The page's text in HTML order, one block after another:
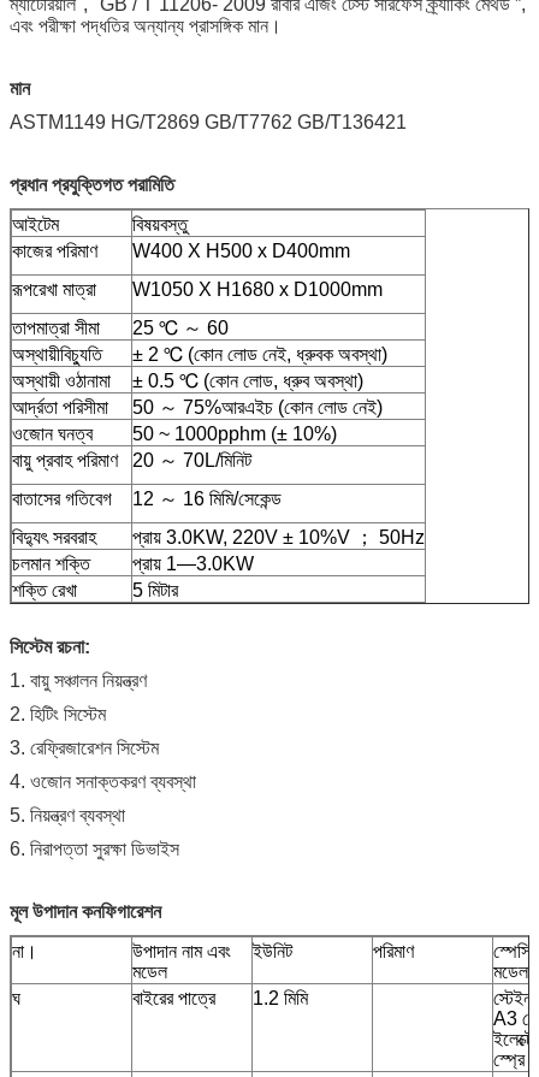
এবং পরীক্ষা পদ্ধতির অন্যান্য প্রাসঙ্গিক মান।
মান
ASTM1149 HG/T2869 GB/T7762 GB/T136421
প্রধান প্রযুক্তিগত পরামিতি
আইটেম
বিষয়বস্তু
কাজের পরিমাণ
W400 X H500 x D400mm
রূপরেখা মাত্রা
W1050 X H1680 x D1000mm
তাপমাত্রা সীমা
25 ℃ ～ 60
অস্থায়ীবিচ্যুতি
± 2 ℃ (কোন লোড নেই, ধ্রুবক অবস্থা)
অস্থায়ী ওঠানামা
± 0.5 ℃ (কোন লোড, ধ্রুব অবস্থা)
আর্দ্রতা পরিসীমা
50 ～ 75%আরএইচ (কোন লোড নেই)
ওজোন ঘনত্ব
50 ~ 1000pphm (± 10%)
বায়ু প্রবাহ পরিমাণ
20 ～ 70L/মিনিট
বাতাসের গতিবেগ
12 ～ 16 মিমি/সেকেন্ড
বিদ্যুৎ সরবরাহ
প্রায় 3.0KW, 220V ± 10%V ； 50Hz
চলমান শক্তি
প্রায় 1—3.0KW
শক্তি রেখা
5 মিটার
সিস্টেম রচনা:
1. বায়ু সঞ্চালন নিয়ন্ত্রণ
2. হিটিং সিস্টেম
3. রেফ্রিজারেশন সিস্টেম
4. ওজোন সনাক্তকরণ ব্যবস্থা
5. নিয়ন্ত্রণ ব্যবস্থা
6. নিরাপত্তা সুরক্ষা ডিভাইস
মূল উপাদান কনফিগারেশন
না।
উপাদান নাম এবং
মডেল
ইউনিট পরিমাণ
মডেল
ঘ
বাইরের পাত্রে 1.2 মিমি
A3
স্প্রে